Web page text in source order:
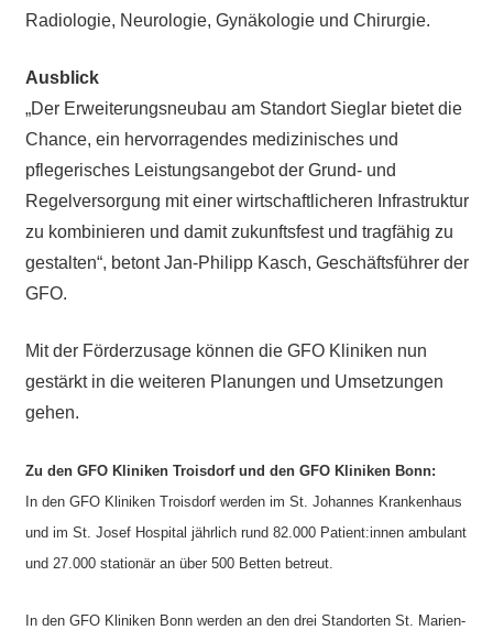
Radiologie, Neurologie, Gynäkologie und Chirurgie.
Ausblick
„Der Erweiterungsneubau am Standort Sieglar bietet die
Chance, ein hervorragendes medizinisches und
pflegerisches Leistungsangebot der Grund- und
Regelversorgung mit einer wirtschaftlicheren Infrastruktur
zu kombinieren und damit zukunftsfest und tragfähig zu
gestalten“, betont Jan-Philipp Kasch, Geschäftsführer der
GFO.
Mit der Förderzusage können die GFO Kliniken nun
gestärkt in die weiteren Planungen und Umsetzungen
gehen.
Zu den GFO Kliniken Troisdorf und den GFO Kliniken Bonn:
In den GFO Kliniken Troisdorf werden im St. Johannes Krankenhaus
und im St. Josef Hospital jährlich rund 82.000 Patient:innen ambulant
und 27.000 stationär an über 500 Betten betreut.
In den GFO Kliniken Bonn werden an den drei Standorten St. Marien-